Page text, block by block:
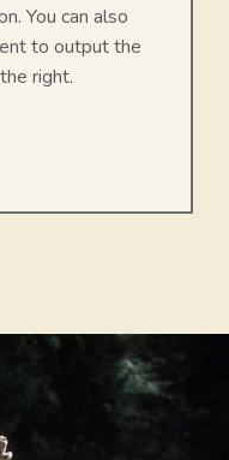
You can also
to output the
right.